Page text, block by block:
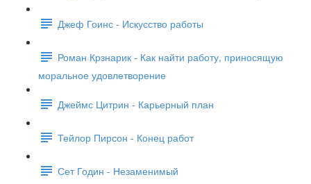
Джеф Гоинс - Искусство работы
Роман Крзнарик - Как найти работу, приносящую
моральное удовлетворение
Джеймс Цитрин - Карьерный план
Тейлор Пирсон - Конец работ
Сет Годин - Незаменимый